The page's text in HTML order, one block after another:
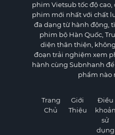
phim Vietsub tốc độ
phim mới nhất với chất
đa dạng từ hành động,
phim bộ Hàn Quốc,
diện thân thiện,
đoạn trải nghiệm xem
hành cùng Subnhanh
phẩm nào
Trang
Chủ
Giới
Thiệu
Điều
khoản
sử
dụng